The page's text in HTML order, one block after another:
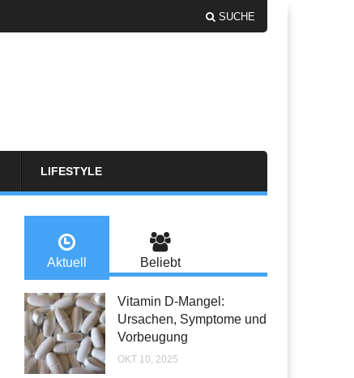
SUCHE
LIFESTYLE
Aktuell Beliebt
Vitamin D-Mangel:
Ursachen, Symptome und
Vorbeugung
OKT 10, 2025